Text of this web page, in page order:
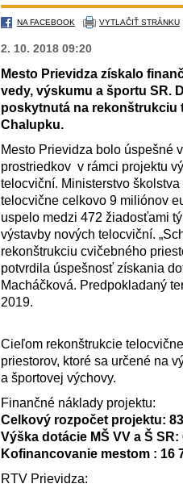
NA FACEBOOK VYTLAČIŤ STRÁNKU
2. 10. 2018 09:20
Mesto Prievidza získalo
vedy, výskumu a športu SR.
poskytnutá na rekonštrukciu
Chalupku.
Mesto Prievidza bolo úspešné
prostriedkov v rámci projektu
telocviční. Ministerstvo
telocvične celkovo 9 miliónov
uspelo medzi 472 žiadosťami
výstavby nových telocviční.
rekonštrukciu cvičebného
potvrdila úspešnosť získania
Macháčková. Predpokladaný
2019.
Cieľom rekonštrukcie
priestorov, ktoré sa určené na
a športovej výchovy.
Finančné náklady projektu:
Celkový rozpočet projektu:
Výška dotácie MŠ VV a Š
Kofinancovanie mestom : 16
RTV Prievidza: